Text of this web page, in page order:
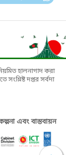
হালনাগাদ করা
সংশ্লিষ্ট দপ্তর সর্বদা
এবং বাস্তবায়ন